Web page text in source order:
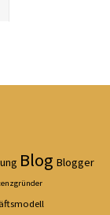
Blog Blogger